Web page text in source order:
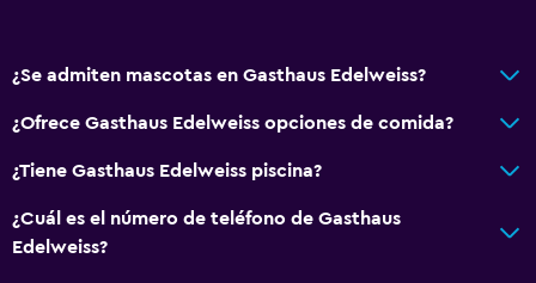
Baño compartido
Ducha
Secador de pelo
Papel higiénico
¿Se admiten mascotas en Gasthaus Edelweiss?
¿Ofrece Gasthaus Edelweiss opciones de comida?
¿Tiene Gasthaus Edelweiss piscina?
¿Cuál es el número de teléfono de Gasthaus
Edelweiss?